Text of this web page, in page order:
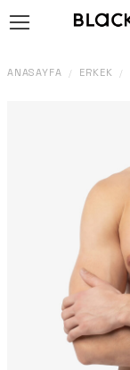
ANASAYFA / ERKEK /